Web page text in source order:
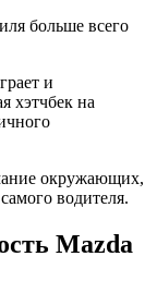
больше всего
и
хэтчбек на
окружающих,
водителя.
Mazda